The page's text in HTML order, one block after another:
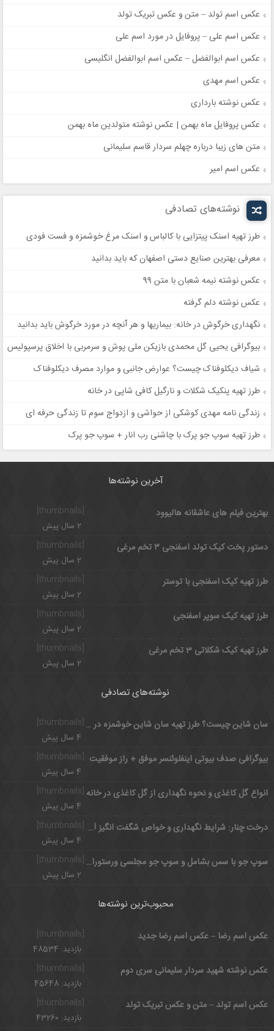
عکس اسم تولد – متن و عکس تبریک تولد
عکس اسم علی – پروفایل در مورد اسم علی
عکس اسم ابوالفضل – عکس اسم ابوالفضل انگلیسی
عکس اسم مهدی
عکس نوشته بارداری
عکس پروفایل ماه بهمن | عکس نوشته متولدین ماه بهمن
متن های زیبا درباره چهلم سردار قاسم سلیمانی
عکس اسم امیر
نوشته‌های تصادفی
طرز تهیه اسنک پیتزایی با کالباس و اسنک مرغ خوشمزه و فست فودی
معرفی بهترین صنایع دستی اصفهان که باید بدانید
عکس نوشته نیمه شعبان با متن 99
عکس نوشته دلم گرفته
نگهداری خرگوش در خانه: بیماریها و هر آنچه در مورد خرگوش باید بدانید
بیوگرافی یحیی گل محمدی بازیکن ملی پوش و سرمربی با اخلاق پرسپولیس
شیاف دیکلوفناک چیست؟ عوارض جانبی و موارد مصرف دیکلوفناک
طرز تهیه پنکیک شکلات و نارگیل کافی شاپی در خانه
زندگی نامه مهدی کوشکی از حواشی و ازدواج سوم تا زندگی حرفه ای
طرز تهیه سوپ جو پرک با چاشنی رب انار + سوپ جو پرک
آخرین نوشته‌ها
بهترین فیلم های عاشقانه هالیوود
2 سال پیش
[thumbnails]
دستور پخت کیک تولد اسفنجی ۳ تخم مرغی
2 سال پیش
طرز تهیه کیک اسفنجی با توستر
2 سال پیش
[thumbnails]
طرز تهیه کیک سوپر اسفنجی
2 سال پیش
طرز تهیه کیک شکلاتی 3 تخم مرغی
2 سال پیش
نوشته‌های تصادفی
[thumbnails] سان شاین چیست؟ طرز تهیه سان شاین خوشمزه در سه مرحله
4 سال پیش
بیوگرافی صدف بیوتی اینفلوئنسر موفق + راز موفقیت
4 سال پیش
[thumbnails] انواع گل کاغذی و نحوه نگهداری از گل کاغذی در خانه
4 سال پیش
درخت چنار: شرایط نگهداری و خواص شگفت انگیز آن برای بدن
4 سال پیش
سوپ جو با سس بشامل و سوپ جو مجلسی ورستورانی
2 سال پیش
محبوب‌ترین نوشته‌ها
عکس اسم رضا – عکس اسم رضا جدید
بازدید: 48534
[thumbnails]
عکس نوشته شهید سردار سلیمانی سری دوم
بازدید: 45648
عکس اسم تولد – متن و عکس تبریک تولد
بازدید: 43260